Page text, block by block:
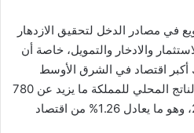
في مصادر الدخل لتحقيق الازدهار
والادخار والتمويل، خاصة أن
أكبر اقتصاد في الشرق الأوسط
وشمال أفريقيا، يصل إجمالي الناتج المحلي للمملكة ما يزيد عن 780
مليار دولار في نهاية سنة 2018، وهو ما يعادل 1.26% من اقتصاد